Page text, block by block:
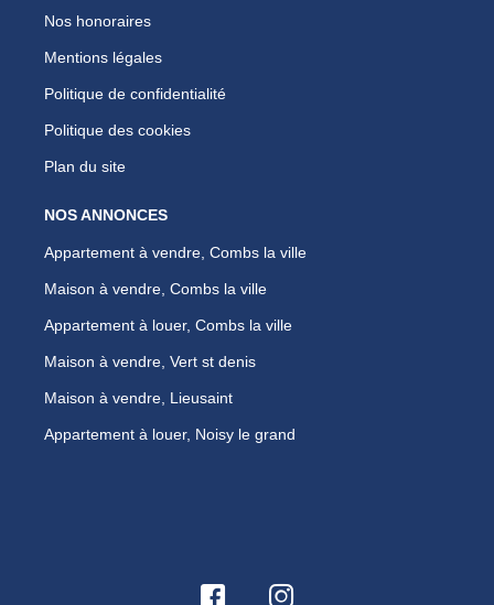
Nos honoraires
Mentions légales
Politique de confidentialité
Politique des cookies
Plan du site
NOS ANNONCES
Appartement à vendre, Combs la ville
Maison à vendre, Combs la ville
Appartement à louer, Combs la ville
Maison à vendre, Vert st denis
Maison à vendre, Lieusaint
Appartement à louer, Noisy le grand